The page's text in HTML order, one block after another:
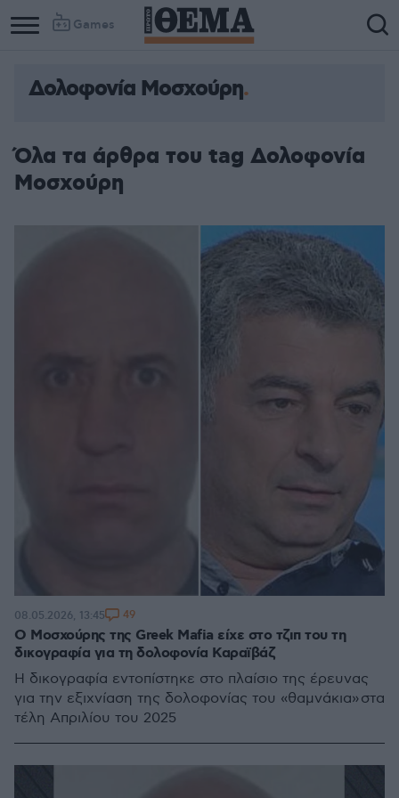
Games
Δολοφονία Μοσχούρη
Όλα τα άρθρα του tag Δολοφονία
Μοσχούρη
Ο Μοσχούρης της Greek Mafia είχε στο τζιπ του τη
δικογραφία για τη δολοφονία Καραϊβάζ
Η δικογραφία εντοπίστηκε στο πλαίσιο της έρευνας
για την εξιχνίαση της δολοφονίας του «θαμνάκια» στα
τέλη Απριλίου του 2025
08.05.2026, 13:45 49